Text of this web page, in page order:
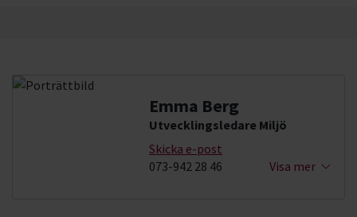
Emma Berg
Utvecklingsledare Miljö
Skicka e-post
073-942 28 46
Visa mer